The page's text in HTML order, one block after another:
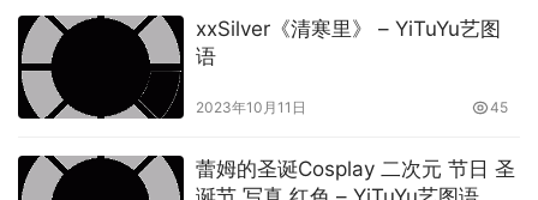
xxSilver《清寒里》 – YiTuYu艺图
语
2023年10月11日 45
蕾姆的圣诞Cosplay 二次元 节日 圣